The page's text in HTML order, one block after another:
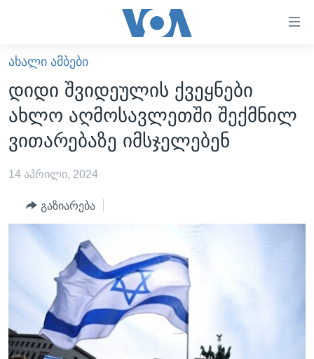
ხელმისაწვდომობისთვის
გადადით
გადადით
მთავარ
ნავიგაციაზე
გადადით
ძიებაზე
ᲐᲮᲐᲚᲘ ᲐᲛᲑᲔᲑᲘ
ᲡᲐᲥᲐᲠᲗᲕᲔᲚᲝ
ᲐᲨᲨ
ᲐᲨᲨ-ᲘᲡ ᲐᲠᲩᲔᲕᲜᲔᲑᲘ 2024
ᲛᲡᲝᲤᲚᲘᲝ
ᲕᲘᲓᲔᲝᲔᲑᲘ
ᲒᲐᲓᲐᲪᲔᲛᲔᲑᲘ
ᲕᲐᲨᲘᲜᲒᲢᲝᲜᲘ ᲓᲦᲔᲡ
ᲮᲔᲓᲕᲐ ᲕᲐᲨᲘᲜᲒᲢᲝᲜᲘᲓᲐᲜ
ᲡᲢᲣᲓᲘᲐ ᲕᲐᲨᲘᲜᲒᲢᲝᲜᲘ
ᲡᲮᲕᲐ ᲡᲘᲐᲮᲚᲔᲔᲑᲘ
ᲞᲝᲚᲘᲢᲘᲙᲐ
ᲔᲙᲝᲜᲝᲛᲘᲙᲐ
ᲯᲐᲜᲛᲠᲗᲔᲚᲝᲑᲐ
ᲠᲣᲡᲔᲗᲘᲡ ᲨᲔᲭᲠᲐ ᲣᲙᲠᲐᲘᲜᲐᲨᲘ
Learning English
ᲐᲮᲐᲚᲘ ᲐᲛᲑᲔᲑᲘ
დიდი შვიდეულის ქვეყნები
ახლო აღმოსავლეთში შექმნილ
ვითარებაზე იმსჯელებენ
14 აპრილი, 2024
გაზიარება